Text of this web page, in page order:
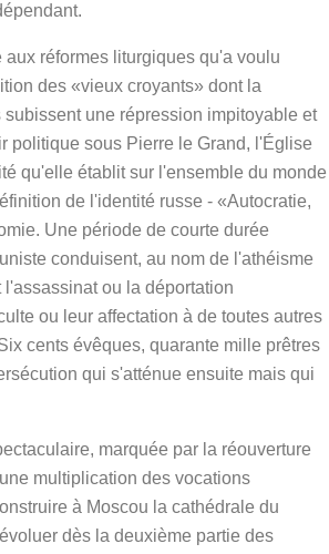
réformes liturgiques qu'a voulu
des «vieux croyants» dont la
une répression impitoyable et
politique sous Pierre le Grand, l'Église
qu'elle établit sur l'ensemble du monde
de l'identité russe - «Autocratie,
Une période de courte durée
conduisent, au nom de l'athéisme
ou la déportation
ou leur affectation à de toutes autres
cents évêques, quarante mille prêtres
qui s'atténue ensuite mais qui
marquée par la réouverture
multiplication des vocations
à Moscou la cathédrale du
dès la deuxième partie des